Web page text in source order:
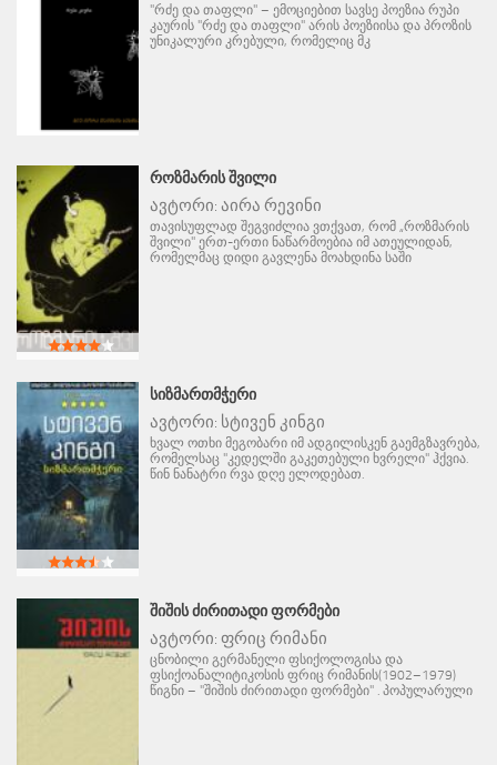
"რძე და თაფლი" – ემოციებით სავსე პოეზია რუპი
კაურის "რძე და თაფლი" არის პოეზიისა და პროზის
უნიკალური კრებული, რომელიც მკ
ᲠᲝᲖᲛᲐᲠᲘᲡ ᲨᲕᲘᲚᲘ
ავტორი: აირა რევინი
თავისუფლად შეგვიძლია ვთქვათ, რომ „როზმარის
შვილი" ერთ-ერთი ნაწარმოებია იმ ათეულიდან,
რომელმაც დიდი გავლენა მოახდინა საში
ᲡᲘᲖᲛᲐᲠᲗᲛᲭᲔᲠᲘ
ავტორი: სტივენ კინგი
ხვალ ოთხი მეგობარი იმ ადგილისკენ გაემგზავრება,
რომელსაც "კედელში გაკეთებული ხვრელი" ჰქვია.
წინ ნანატრი რვა დღე ელოდებათ.
ᲨᲘᲨᲘᲡ ᲫᲘᲠᲘᲗᲐᲓᲘ ᲤᲝᲠᲛᲔᲑᲘ
ავტორი: ფრიც რიმანი
ცნობილი გერმანელი ფსიქოლოგისა და
ფსიქოანალიტიკოსის ფრიც რიმანის(1902–1979)
წიგნი – "შიშის ძირითადი ფორმები" . პოპულარული